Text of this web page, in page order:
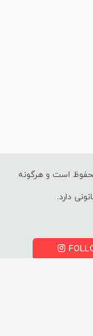
است و هرگونه
دارد.